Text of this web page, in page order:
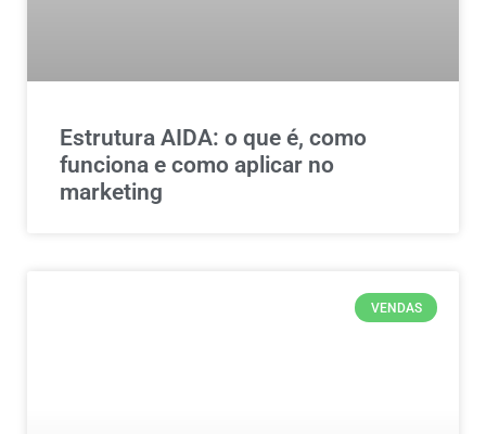
Estrutura AIDA: o que é, como
funciona e como aplicar no
marketing
VENDAS